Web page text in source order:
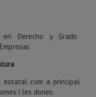
Derecho y Grado
com a principal
i les dones.